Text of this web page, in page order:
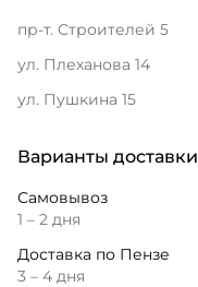
пр-т. Строителей 5
ул. Плеханова 14
ул. Пушкина 15
Варианты доставки
Самовывоз
1 – 2 дня
Доставка по Пензе
3 – 4 дня